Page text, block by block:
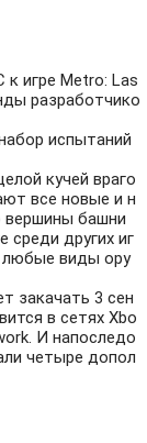
игре Metro: Las
разработчико
испытаний
кучей враго
все новые и н
вершины башни
среди других иг
любые виды ору
закачать 3 сен
в сетях Xbo
И напоследо
четыре допол